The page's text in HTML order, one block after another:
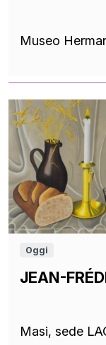
Museo
Oggi
JEAN-
Masi, sede